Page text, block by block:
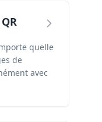
quelle
de
avec